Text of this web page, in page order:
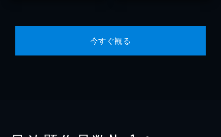
今すぐ観る